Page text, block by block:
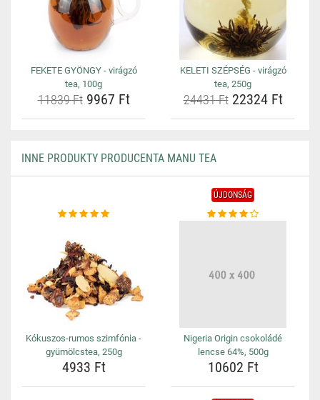
FEKETE GYÖNGY - virágzó
tea, 100g
11839 Ft9967 Ft
KELETI SZÉPSÉG - virágzó
tea, 250g
24431 Ft22324 Ft
INNE PRODUKTY PRODUCENTA MANU TEA
Kókuszos-rumos szimfónia -
gyümölcstea, 250g
4933 Ft
ÚJDONSÁG
Nigeria Origin csokoládé
lencse 64%, 500g
10602 Ft